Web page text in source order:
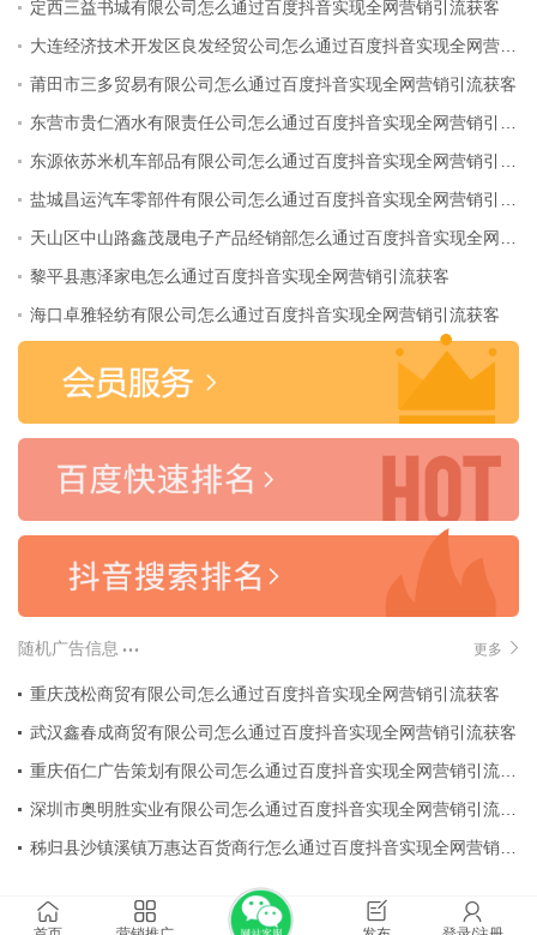
定西三益书城有限公司怎么通过百度抖音实现全网营销引流获客
大连经济技术开发区良发经贸公司怎么通过百度抖音实现全网营销引流获客
莆田市三多贸易有限公司怎么通过百度抖音实现全网营销引流获客
东营市贵仁酒水有限责任公司怎么通过百度抖音实现全网营销引流获客
东源依苏米机车部品有限公司怎么通过百度抖音实现全网营销引流获客
盐城昌运汽车零部件有限公司怎么通过百度抖音实现全网营销引流获客
天山区中山路鑫茂晟电子产品经销部怎么通过百度抖音实现全网营销引流获客
黎平县惠泽家电怎么通过百度抖音实现全网营销引流获客
海口卓雅轻纺有限公司怎么通过百度抖音实现全网营销引流获客
随机广告信息 更多
重庆茂松商贸有限公司怎么通过百度抖音实现全网营销引流获客
武汉鑫春成商贸有限公司怎么通过百度抖音实现全网营销引流获客